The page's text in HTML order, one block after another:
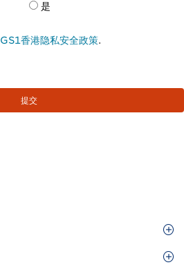
是
GS1香港隐私安全政策.